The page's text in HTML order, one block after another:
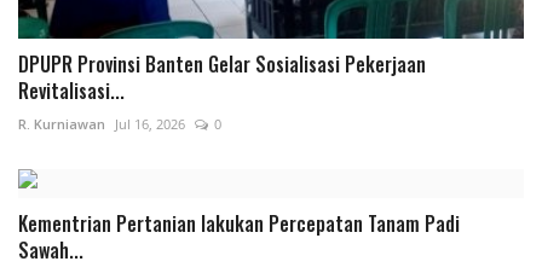
DPUPR Provinsi Banten Gelar Sosialisasi Pekerjaan
Revitalisasi...
R. Kurniawan Jul 16, 2026 0
Kementrian Pertanian lakukan Percepatan Tanam Padi
Sawah...